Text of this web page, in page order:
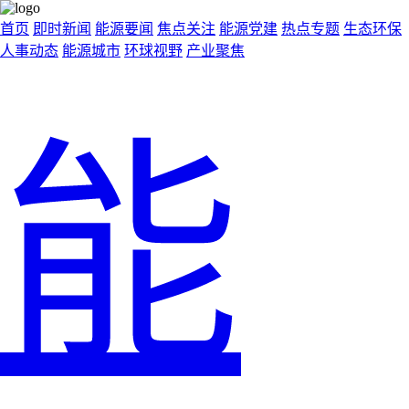
首页 即时新闻 能源要闻 焦点关注 能源党建 热点专题 生态环保
人事动态 能源城市 环球视野 产业聚焦
能